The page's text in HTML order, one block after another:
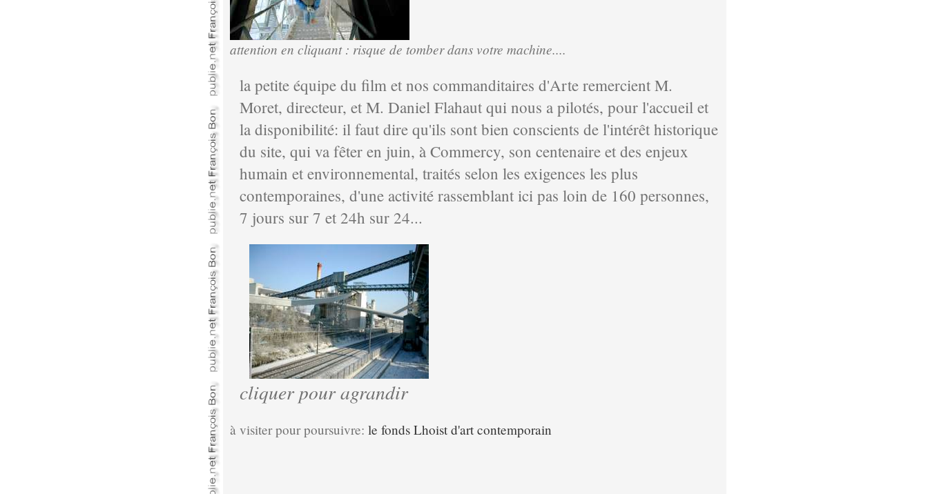
attention en cliquant : risque de tomber dans votre machine....
la petite équipe du film et nos commanditaires d'Arte remercient M.
Moret, directeur, et M. Daniel Flahaut qui nous a pilotés, pour l'accueil et
la disponibilité: il faut dire qu'ils sont bien conscients de l'intérêt historique
du site, qui va fêter en juin, à Commercy, son centenaire et des enjeux
humain et environnemental, traités selon les exigences les plus
contemporaines, d'une activité rassemblant ici pas loin de 160 personnes,
7 jours sur 7 et 24h sur 24...
cliquer pour agrandir
à visiter pour poursuivre: le fonds Lhoist d'art contemporain